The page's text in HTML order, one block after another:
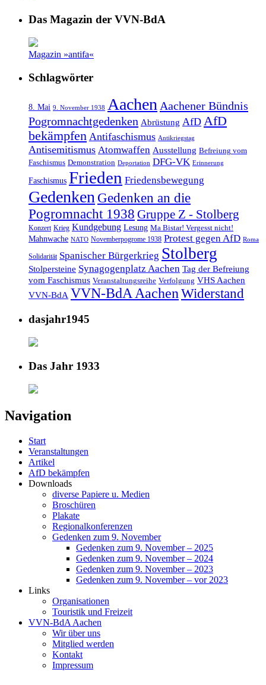
Das Magazin der VVN-BdA
Magazin »antifa«
Schlagwörter
8. Mai 9. November 1938 Aachen Aachener Bündnis
Pogromnachtgedenken Abrüstung AfD AfD
bekämpfen Antifaschismus Antikriegstag
Antisemitismus Atomwaffen Ausstellung Befreiung vom
Faschismus Demonstration Deportation DFG-VK Erinnerung
Faschismus Frieden Friedensbewegung
Gedenken Gedenken an die
Pogromnacht 1938 Gruppe Z - Stolberg
Konzert Krieg Kundgebung Lesung Ma Bistar! Vergesst nicht!
Mahnwache NATO Novemberpogrome 1938 Protest gegen AfD Roma
Solidarität Spanischer Bürgerkrieg Stolberg
Stolpersteine Synagogenplatz Aachen Tag der Befreiung
vom Faschismus Veranstaltungsreihe Verfolgung VHS Aachen
VVN-BdA VVN-BdA AachenWiderstand
dasjahr1945
Das Jahr 1933
Navigation
Start
Veranstaltungen
Artikel
AfD bekämpfen
Downloads
diverse Papiere u. Medien
Broschüren
Plakate
Regionalkonferenzen
Gedenken zum 9. November
Gedenken zum 9. November – 2025
Gedenken zum 9. November – 2024
Gedenken zum 9. November – 2023
Gedenken zum 9. November – vor 2023
Links
Organisationen
Touristik und Freizeit
VVN-BdA Aachen
Wir über uns
Mitglied werden
Kontakt
Impressum